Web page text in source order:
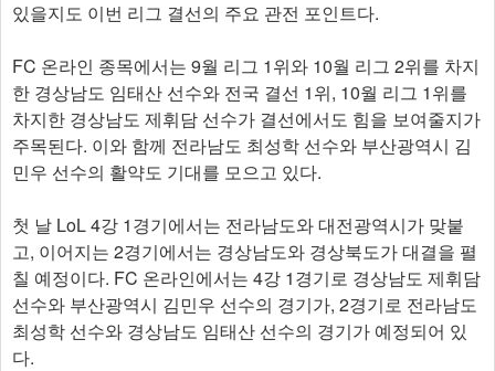
있을지도 이번 리그 결선의 주요 관전 포인트다.
FC 온라인 종목에서는 9월 리그 1위와 10월 리그 2위를 차지
한 경상남도 임태산 선수와 전국 결선 1위, 10월 리그 1위를
차지한 경상남도 제휘담 선수가 결선에서도 힘을 보여줄지가
주목된다. 이와 함께 전라남도 최성학 선수와 부산광역시 김
민우 선수의 활약도 기대를 모으고 있다.
첫 날 LoL 4강 1경기에서는 전라남도와 대전광역시가 맞붙
고, 이어지는 2경기에서는 경상남도와 경상북도가 대결을 펼
칠 예정이다. FC 온라인에서는 4강 1경기로 경상남도 제휘담
선수와 부산광역시 김민우 선수의 경기가, 2경기로 전라남도
최성학 선수와 경상남도 임태산 선수의 경기가 예정되어 있
다.